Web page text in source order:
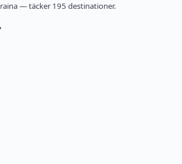
— täcker 195 destinationer.